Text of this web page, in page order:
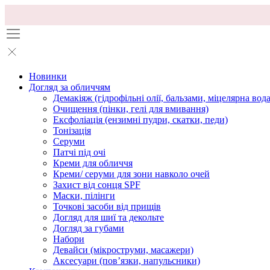
Новинки
Догляд за обличчям
Демакіяж (гідрофільні олії, бальзами, міцелярна
Очищення (пінки, гелі для вмивання)
Ексфоліація (ензимні пудри, скатки, педи)
Тонізація
Серуми
Патчі під очі
Креми для обличчя
Креми/ серуми для зони навколо очей
Захист від сонця SPF
Маски, пілінги
Точкові засоби від прищів
Догляд для шиї та декольте
Догляд за губами
Набори
Девайси (мікроструми, масажери)
Аксесуари (повʼязки, напульсники)